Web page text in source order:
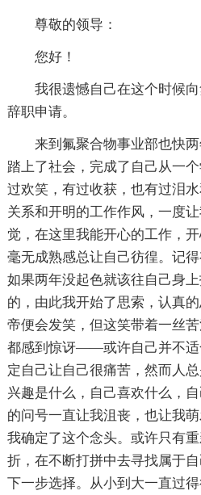
尊敬的领导：
您好！
我很遗憾自己在这个时候
辞职申请。
来到氟聚合物事业部也快
踏上了社会，完成了自己从一
过欢笑，有过收获，也有过泪
关系和开明的工作作风，一度
觉，在这里我能开心的工作，
毫无成熟感总让自己彷徨。记
如果两年没起色就该往自己身
的，由此我开始了思索，认真
帝便会发笑，但这笑带着一丝
都感到惊讶――或许自己并不适
定自己让自己很痛苦，然而人
兴趣是什么，自己喜欢什么，
的问号一直让我沮丧，也让我
我确定了这个念头。或许只有
折，在不断打拼中去寻找属于
下一步选择。从小到大一直过